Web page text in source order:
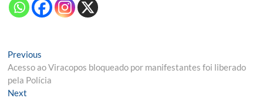
Navegação
de
Previous
post:
Acesso ao Viracopos bloqueado por manifestantes foi liberado
pela Polícia
Next